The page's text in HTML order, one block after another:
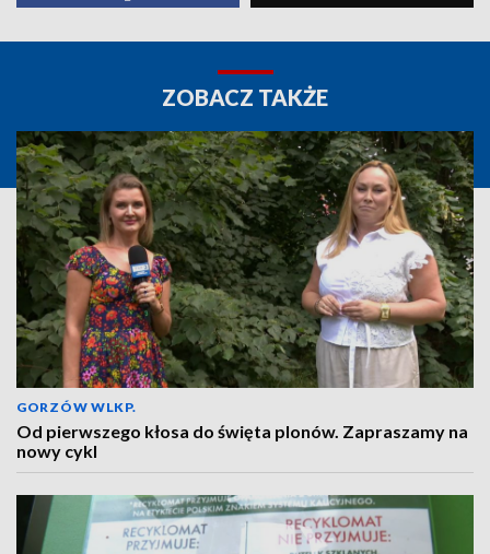
ZOBACZ TAKŻE
GORZÓW WLKP.
Od pierwszego kłosa do święta plonów. Zapraszamy na
nowy cykl